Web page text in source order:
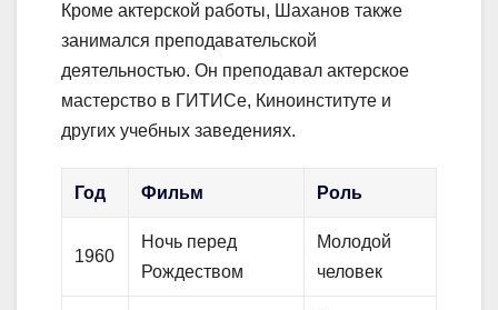
Кроме актерской работы, Шаханов также
занимался преподавательской
деятельностью. Он преподавал актерское
мастерство в ГИТИСе, Киноинституте и
других учебных заведениях.
Год Фильм Роль
1960
Ночь перед
Рождеством
Молодой
человек